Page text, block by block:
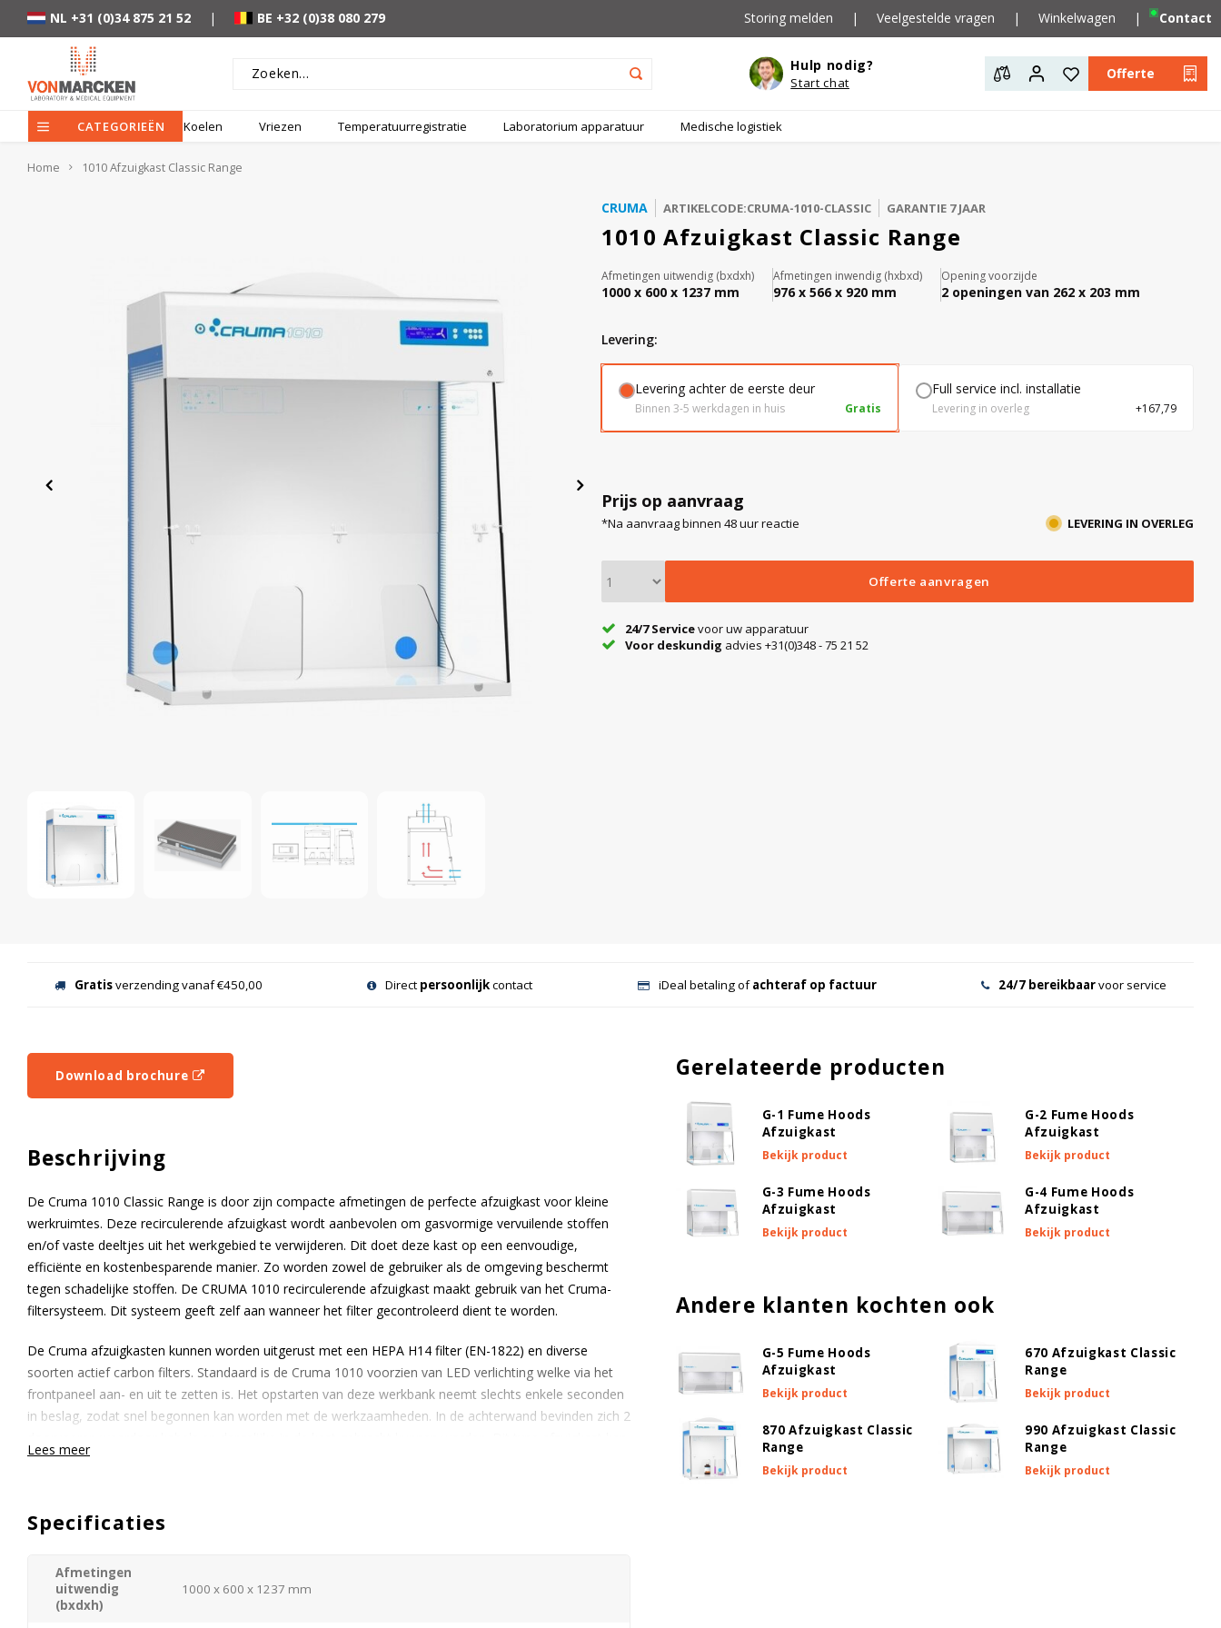
NL +31 (0)34 875 21 52 | BE +32 (0)38 080 279 Storing melden | Veelgestelde vragen | Winkelwagen | Contact
Hulp nodig?
Start chat
Offerte
CATEGORIEËN Koelen Vriezen Temperatuurregistratie Laboratorium apparatuur Medische logistiek
Home 1010 Afzuigkast Classic Range
CRUMA ARTIKELCODE:CRUMA-1010-CLASSIC GARANTIE 7 JAAR
1010 Afzuigkast Classic Range
Afmetingen uitwendig (bxdxh)
1000 x 600 x 1237 mm
Afmetingen inwendig (hxbxd)
976 x 566 x 920 mm
Opening voorzijde
2 openingen van 262 x 203 mm
levering:
Levering achter de eerste deur
Binnen 3-5 werkdagen in huis Gratis
Full service incl. installatie
Levering in overleg +167,79
Prijs op aanvraag
*Na aanvraag binnen 48 uur reactie LEVERING IN OVERLEG
Offerte aanvragen
24/7 Servicevoor uw apparatuur
Voor deskundig advies +31(0)348 - 75 21 52
Gratisverzending vanaf €450,00 Direct persoonlijkcontact iDeal betaling ofachteraf op factuur 24/7 bereikbaarvoor service
Download brochure
Beschrijving
De Cruma 1010 Classic Range is door zijn compacte afmetingen de perfecte afzuigkast voor kleine
werkruimtes. Deze recirculerende afzuigkast wordt aanbevolen om gasvormige vervuilende stoffen
en/of vaste deeltjes uit het werkgebied te verwijderen. Dit doet deze kast op een eenvoudige,
efficiënte en kostenbesparende manier. Zo worden zowel de gebruiker als de omgeving beschermt
tegen schadelijke stoffen. De CRUMA 1010 recirculerende afzuigkast maakt gebruik van het Cruma-
filtersysteem. Dit systeem geeft zelf aan wanneer het filter gecontroleerd dient te worden.
De Cruma afzuigkasten kunnen worden uitgerust met een HEPA H14 filter (EN-1822) en diverse
soorten actief carbon filters. Standaard is de Cruma 1010 voorzien van LED verlichting welke via het
frontpaneel aan- en uit te zetten is. Het opstarten van deze werkbank neemt slechts enkele seconden
in beslag, zodat snel begonnen kan worden met de werkzaamheden. In de achterwand bevinden zich 2
worden uitgerust met maximaal 2 filters.
Uit te voeren met diverse filters
Voorzien van LCD scherm met uitgebreide controlefuncties
Lees meer
Specificaties
Afmetingen
uitwendig
(bxdxh)
1000 x 600 x 1237 mm
Gerelateerde producten
G-1 Fume Hoods
Afzuigkast
Bekijk product
G-2 Fume Hoods
Afzuigkast
Bekijk product
G-3 Fume Hoods
Afzuigkast
Bekijk product
G-4 Fume Hoods
Afzuigkast
Bekijk product
Andere klanten kochten ook
G-5 Fume Hoods
Afzuigkast
Bekijk product
670 Afzuigkast Classic
Range
Bekijk product
870 Afzuigkast Classic
Range
Bekijk product
990 Afzuigkast Classic
Range
Bekijk product